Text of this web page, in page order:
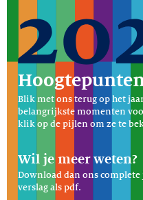
Blik met ons terug op het
belangrijkste momenten
klik op de pijlen om ze te
Wil je meer weten?
Download dan ons
verslag als pdf.